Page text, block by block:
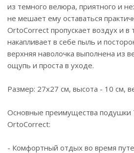
из темного велюра, приятного и
не мешает ему оставаться
OrtoCorrect пропускает воздух и в
накапливает в себе пыль и
верхняя наволочка выполнена из
ощупь и проста в уходе.
Размер: 27x27 см, высота - 10 см,
Основные преимущества подушки
OrtoCorrect:
- Комфортный отдых во время